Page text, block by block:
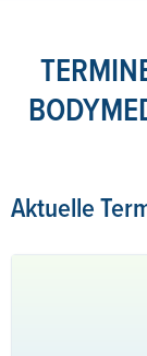
Aktuelle